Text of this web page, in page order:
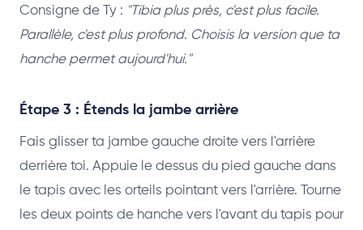
Consigne de Ty : "Tibia plus près, c'est plus facile.
Parallèle, c'est plus profond. Choisis la version que ta
hanche permet aujourd'hui."
Étape 3 : Étends la jambe arrière
Fais glisser ta jambe gauche droite vers l'arrière
derrière toi. Appuie le dessus du pied gauche dans
le tapis avec les orteils pointant vers l'arrière. Tourne
les deux points de hanche vers l'avant du tapis pour